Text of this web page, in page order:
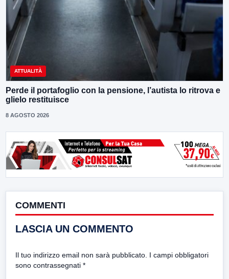
ATTUALITÀ
Perde il portafoglio con la pensione, l’autista lo ritrova e
glielo restituisce
8 AGOSTO 2026
COMMENTI
LASCIA UN COMMENTO
Il tuo indirizzo email non sarà pubblicato. I campi obbligatori
sono contrassegnati *